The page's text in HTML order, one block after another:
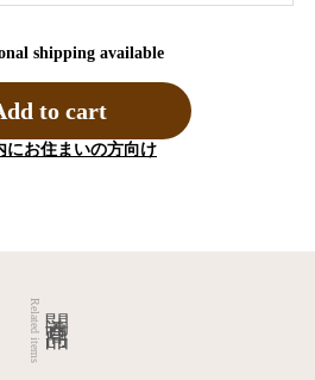
shipping available
to cart
にお住まいの方向け
Related items